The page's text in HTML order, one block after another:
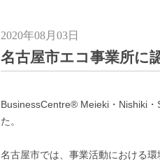
2020年08月03日
名古屋市エコ事業所に
BusinessCentre® Meieki・Nishiki
た。
名古屋市では、事業活動における